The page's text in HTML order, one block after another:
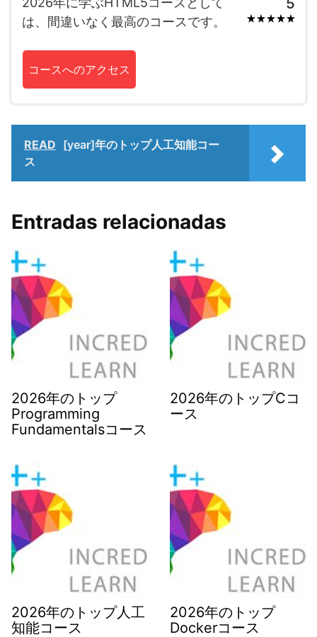
は、間違いなく最高のコースです。
5
コースへのアクセス
READ [year]年のトップ人工知能コー
ス
Entradas relacionadas
2026年のトップ
Programming
Fundamentalsコース
2026年のトップCコ
ース
2026年のトップ人工
知能コース
2026年のトップ
Dockerコース